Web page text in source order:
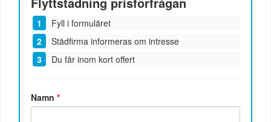
Fyll i formuläret
Städfirma informeras om intresse
Du får inom kort offert
Namn*